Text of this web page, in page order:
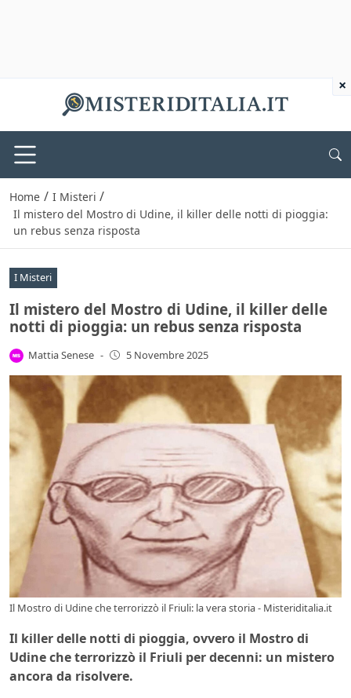
Home / I Misteri /
Il mistero del Mostro di Udine, il killer delle notti di pioggia:
un rebus senza risposta
I Misteri
Il mistero del Mostro di Udine, il killer delle
notti di pioggia: un rebus senza risposta
Mattia Senese - 5 Novembre 2025
Il Mostro di Udine che terrorizzò il Friuli: la vera storia - Misteriditalia.it
Il killer delle notti di pioggia, ovvero il Mostro di
Udine che terrorizzò il Friuli per decenni: un mistero
ancora da risolvere.
×